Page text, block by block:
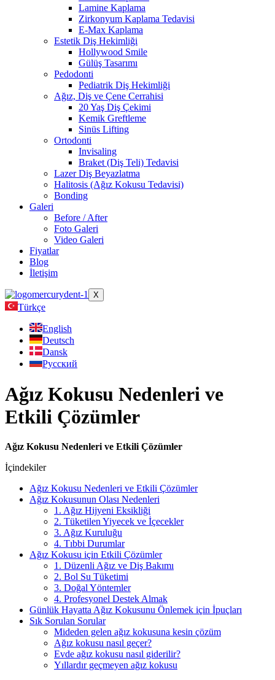
Lamine Kaplama
Zirkonyum Kaplama Tedavisi
E-Max Kaplama
Estetik Diş Hekimliği
Hollywood Smile
Gülüş Tasarımı
Pedodonti
Pediatrik Diş Hekimliği
Ağız, Diş ve Çene Cerrahisi
20 Yaş Diş Çekimi
Kemik Greftleme
Sinüs Lifting
Ortodonti
Invisaling
Braket (Diş Teli) Tedavisi
Lazer Diş Beyazlatma
Halitosis (Ağız Kokusu Tedavisi)
Bonding
Galeri
Before / After
Foto Galeri
Video Galeri
Fiyatlar
Blog
İletişim
X
Türkçe
English
Deutsch
Dansk
Русский
Ağız Kokusu Nedenleri ve
Etkili Çözümler
Ağız Kokusu Nedenleri ve Etkili Çözümler
İçindekiler
Ağız Kokusu Nedenleri ve Etkili Çözümler
Ağız Kokusunun Olası Nedenleri
1. Ağız Hijyeni Eksikliği
2. Tüketilen Yiyecek ve İçecekler
3. Ağız Kuruluğu
4. Tıbbi Durumlar
Ağız Kokusu için Etkili Çözümler
1. Düzenli Ağız ve Diş Bakımı
2. Bol Su Tüketimi
3. Doğal Yöntemler
4. Profesyonel Destek Almak
Günlük Hayatta Ağız Kokusunu Önlemek için İpuçları
Sık Sorulan Sorular
Mideden gelen ağız kokusuna kesin çözüm
Ağız kokusu nasıl geçer?
Evde ağız kokusu nasıl giderilir?
Yıllardır geçmeyen ağız kokusu